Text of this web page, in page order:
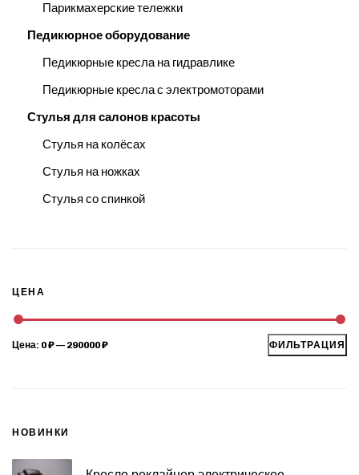
Парикмахерские тележки
Педикюрное оборудование
Педикюрные кресла на гидравлике
Педикюрные кресла с электромоторами
Стулья для салонов красоты
Стулья на колёсах
Стулья на ножках
Стулья со спинкой
ЦЕНА
ФИЛЬТРАЦИЯ
Цена: 0 ₽— 290000 ₽
НОВИНКИ